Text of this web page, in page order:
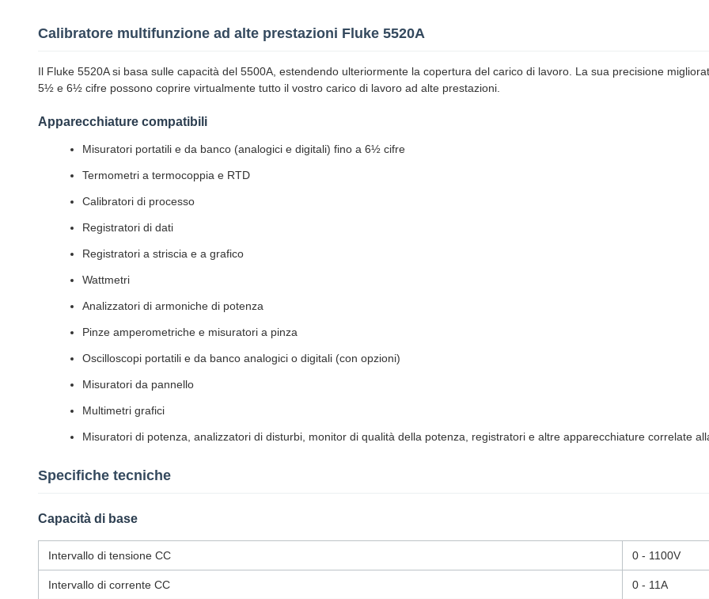
Calibratore multifunzione ad alte prestazioni Fluke 5520A
Il Fluke 5520A si basa sulle capacità del 5500A, estendendo ulteriormente la copertura del carico di lavoro. La sua precisione
5½ e 6½ cifre possono coprire virtualmente tutto il vostro carico di lavoro ad alte prestazioni.
Apparecchiature compatibili
Misuratori portatili e da banco (analogici e digitali) fino a 6½ cifre
Termometri a termocoppia e RTD
Calibratori di processo
Registratori di dati
Registratori a striscia e a grafico
Wattmetri
Analizzatori di armoniche di potenza
Pinze amperometriche e misuratori a pinza
Oscilloscopi portatili e da banco analogici o digitali (con opzioni)
Misuratori da pannello
Multimetri grafici
Misuratori di potenza, analizzatori di disturbi, monitor di qualità della potenza, registratori e altre apparecchiature correlate
Specifiche tecniche
Capacità di base
Intervallo di tensione CC 0 - 1100V
Intervallo di corrente CC 0 - 11A